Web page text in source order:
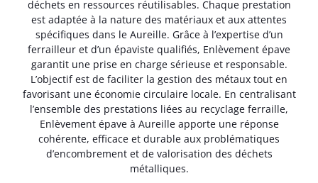
déchets en ressources réutilisables. Chaque prestation
est adaptée à la nature des matériaux et aux attentes
spécifiques dans le Aureille. Grâce à l’expertise d’un
ferrailleur et d’un épaviste qualifiés, Enlèvement épave
garantit une prise en charge sérieuse et responsable.
L’objectif est de faciliter la gestion des métaux tout en
favorisant une économie circulaire locale. En centralisant
l’ensemble des prestations liées au recyclage ferraille,
Enlèvement épave à Aureille apporte une réponse
cohérente, efficace et durable aux problématiques
d’encombrement et de valorisation des déchets
métalliques.